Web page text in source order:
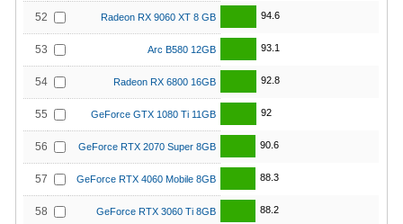
52 Radeon RX 9060 XT 8 GB 94.6
53 Arc B580 12GB 93.1
54 Radeon RX 6800 16GB 92.8
55 GeForce GTX 1080 Ti 11GB 92
56 GeForce RTX 2070 Super 8GB 90.6
57 GeForce RTX 4060 Mobile 8GB 88.3
58 GeForce RTX 3060 Ti 8GB 88.2